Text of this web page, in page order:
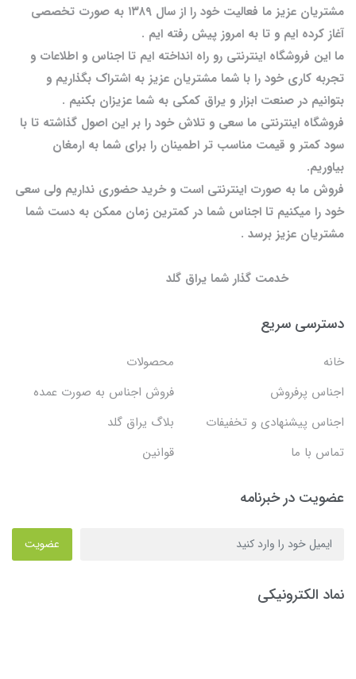
مشتریان عزیز ما فعالیت خود را از سال ۱۳۸۹ به صورت تخصصی
آغاز کرده ایم و تا به امروز پیش رفته ایم .
ما این فروشگاه اینترنتی رو راه انداخته ایم تا اجناس و اطلاعات و
تجربه کاری خود را با شما مشتریان عزیز به اشتراک بگذاریم و
بتوانیم در صنعت ابزار و یراق کمکی به شما عزیزان بکنیم .
فروشگاه اینترنتی ما سعی و تلاش خود را بر این اصول گذاشته تا با
سود کمتر و قیمت مناسب تر اطمینان را برای شما به ارمغان
بیاوریم.
فروش ما به صورت اینترنتی است و خرید حضوری نداریم ولی سعی
خود را میکنیم تا اجناس شما در کمترین زمان ممکن به دست شما
مشتریان عزیز برسد .
خدمت گذار شما یراق گلد
دسترسی سریع
خانه
محصولات
اجناس پرفروش
فروش اجناس به صورت عمده
اجناس پیشنهادی و تخفیفات
بلاگ یراق گلد
تماس با ما
قوانین
عضویت در خبرنامه
عضویت
نماد الکترونیکی